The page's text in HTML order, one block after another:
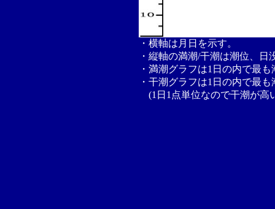
・横軸は月日を示す。
・縦軸の満潮/干潮は潮位、
・満潮グラフは1日の内で最
・干潮グラフは1日の内で最
(1日1点単位なので干潮が高